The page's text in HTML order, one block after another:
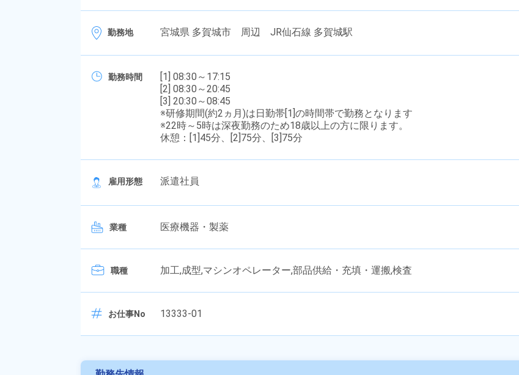
勤務地 宮城県 多賀城市 周辺 JR仙石線 多賀城駅
勤務時間
[1] 08:30～17:15
[2] 08:30～20:45
[3] 20:30～08:45
※研修期間(約2ヵ月)は日勤帯[1]の時間帯で勤務となります
※22時～5時は深夜勤務のため18歳以上の方に限ります。
休憩：[1]45分、[2]75分、[3]75分
雇用形態 派遣社員
業種 医療機器・製薬
職種 加工,成型,マシンオペレーター,部品供給・充填・運搬,検査
お仕事No 13333-01
あるモノに魅了され続け気がつけばマニア